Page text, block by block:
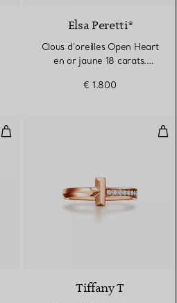
Elsa Peretti®
Clous d’oreilles Open Heart
en or jaune 18 carats.
€ 1.800
Bracelet jonc à charnière
Tiffany T